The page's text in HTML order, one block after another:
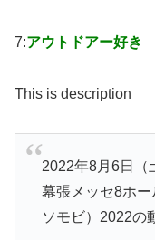
7:アウトドアー好き
This is description
2022年8月6日（
幕張メッセ8ホ
ソモビ）2022の